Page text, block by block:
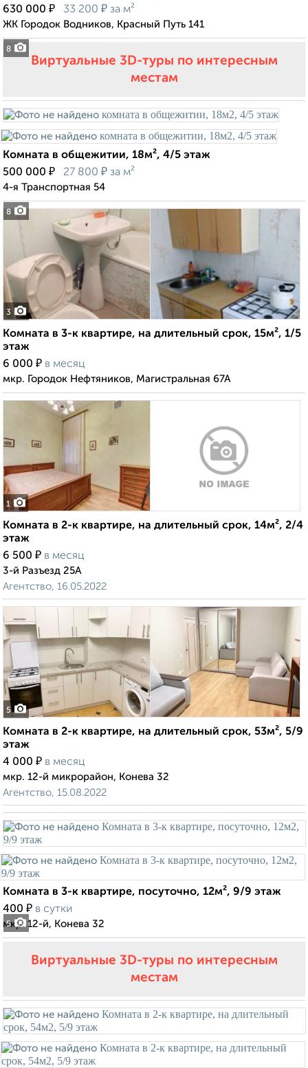
8
630 000 ₽ 33 200 ₽ за м²
ЖК Городок Водников, Красный Путь 141
Виртуальные 3D-туры по интересным
местам
8
Комната в общежитии, 18м², 4/5 этаж
500 000 ₽ 27 800 ₽ за м²
4-я Транспортная 54
3
Комната в 3-к квартире, на длительный срок, 15м², 1/5
этаж
6 000 ₽ в месяц
мкр. Городок Нефтяников, Магистральная 67А
1
Комната в 2-к квартире, на длительный срок, 14м², 2/4
этаж
6 500 ₽ в месяц
3-й Разъезд 25А
Агентство, 16.05.2022
5
Комната в 2-к квартире, на длительный срок, 53м², 5/9
этаж
4 000 ₽ в месяц
мкр. 12-й микрорайон, Конева 32
Агентство, 15.08.2022
5
Комната в 3-к квартире, посуточно, 12м², 9/9 этаж
400 ₽ в сутки
мкр. 12-й, Конева 32
Виртуальные 3D-туры по интересным
местам